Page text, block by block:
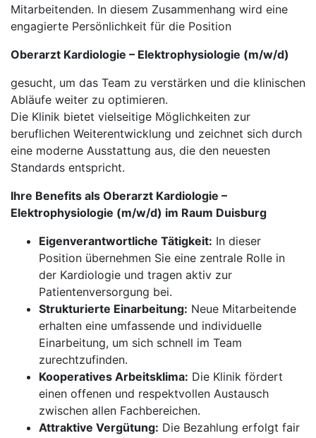
Mitarbeitenden. In diesem Zusammenhang wird eine
engagierte Persönlichkeit für die Position
Oberarzt Kardiologie – Elektrophysiologie (m/w/d)
gesucht, um das Team zu verstärken und die klinischen
Abläufe weiter zu optimieren.
Die Klinik bietet vielseitige Möglichkeiten zur
beruflichen Weiterentwicklung und zeichnet sich durch
eine moderne Ausstattung aus, die den neuesten
Standards entspricht.
Ihre Benefits als Oberarzt Kardiologie –
Elektrophysiologie (m/w/d) im Raum Duisburg
Eigenverantwortliche Tätigkeit: In dieser
Position übernehmen Sie eine zentrale Rolle in
der Kardiologie und tragen aktiv zur
Patientenversorgung bei.
Strukturierte Einarbeitung: Neue Mitarbeitende
erhalten eine umfassende und individuelle
Einarbeitung, um sich schnell im Team
zurechtzufinden.
Kooperatives Arbeitsklima: Die Klinik fördert
einen offenen und respektvollen Austausch
zwischen allen Fachbereichen.
Attraktive Vergütung: Die Bezahlung erfolgt fair